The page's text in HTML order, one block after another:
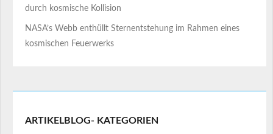
durch kosmische Kollision
NASA’s Webb enthüllt Sternentstehung im Rahmen eines
kosmischen Feuerwerks
ARTIKELBLOG- KATEGORIEN